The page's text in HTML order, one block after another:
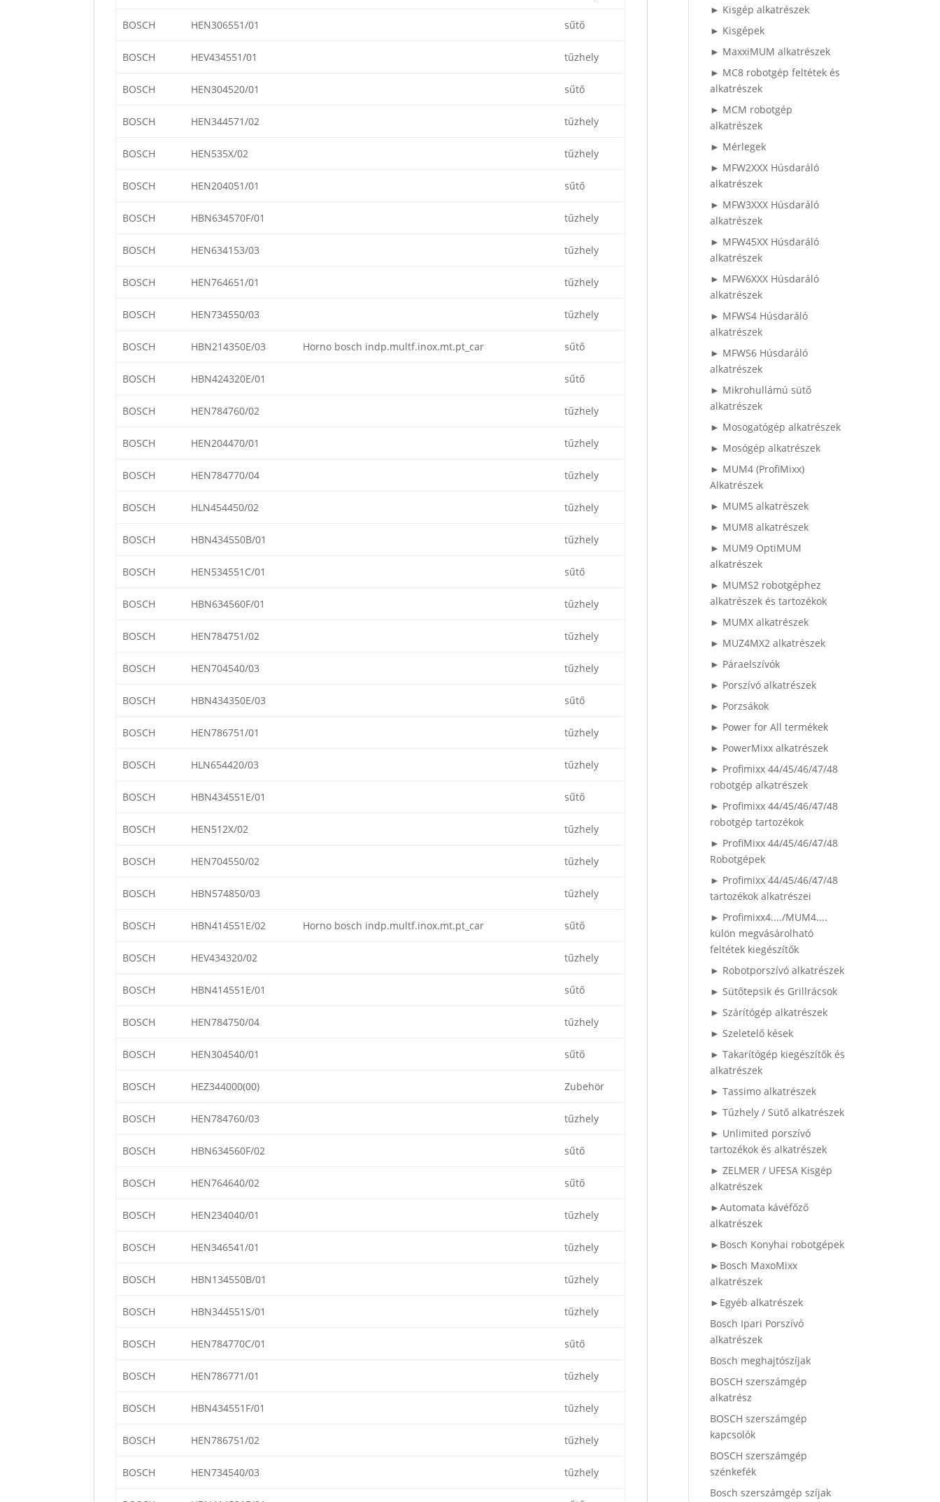
BOSCH HEN306551/01 sűtő
BOSCH HEV434551/01 tűzhely
BOSCH HEN304520/01 sűtő
BOSCH HEN344571/02 tűzhely
BOSCH HEN535X/02 tűzhely
BOSCH HEN204051/01 sűtő
BOSCH HBN634570F/01 tűzhely
BOSCH HEN634153/03 tűzhely
BOSCH HEN764651/01 tűzhely
BOSCH HEN734550/03 tűzhely
BOSCH HBN214350E/03 Horno bosch indp.multf.inox.mt.pt_car sűtő
BOSCH HBN424320E/01 sűtő
BOSCH HEN784760/02 tűzhely
BOSCH HEN204470/01 tűzhely
BOSCH HEN784770/04 tűzhely
BOSCH HLN454450/02 tűzhely
BOSCH HBN434550B/01 tűzhely
BOSCH HEN534551C/01 sűtő
BOSCH HBN634560F/01 tűzhely
BOSCH HEN784751/02 tűzhely
BOSCH HEN704540/03 tűzhely
BOSCH HBN434350E/03 sűtő
BOSCH HEN786751/01 tűzhely
BOSCH HLN654420/03 tűzhely
BOSCH HBN434551E/01 sűtő
BOSCH HEN512X/02 tűzhely
BOSCH HEN704550/02 tűzhely
BOSCH HBN574850/03 tűzhely
BOSCH HBN414551E/02 Horno bosch indp.multf.inox.mt.pt_car sűtő
BOSCH HEV434320/02 tűzhely
BOSCH HBN414551E/01 sűtő
BOSCH HEN784750/04 tűzhely
BOSCH HEN304540/01 sűtő
BOSCH HEZ344000(00) Zubehör
BOSCH HEN784760/03 tűzhely
BOSCH HBN634560F/02 sűtő
BOSCH HEN764640/02 sűtő
BOSCH HEN234040/01 tűzhely
BOSCH HEN346541/01 tűzhely
BOSCH HBN134550B/01 tűzhely
BOSCH HBN344551S/01 tűzhely
BOSCH HEN784770C/01 sűtő
BOSCH HEN786771/01 tűzhely
BOSCH HBN434551F/01 tűzhely
BOSCH HEN786751/02 tűzhely
BOSCH HEN734540/03 tűzhely
► Kisgép alkatrészek
► Kisgépek
► MaxxiMUM alkatrészek
► MC8 robotgép feltétek és
alkatrészek
► MCM robotgép
alkatrészek
► Mérlegek
► MFW2XXX Húsdaráló
alkatrészek
► MFW3XXX Húsdaráló
alkatrészek
► MFW45XX Húsdaráló
alkatrészek
► MFW6XXX Húsdaráló
alkatrészek
► MFWS4 Húsdaráló
alkatrészek
► MFWS6 Húsdaráló
alkatrészek
► Mikrohullámú sütő
alkatrészek
► Mosogatógép alkatrészek
► Mosógép alkatrészek
► MUM4 (ProfiMixx)
Alkatrészek
► MUM5 alkatrészek
► MUM8 alkatrészek
► MUM9 OptiMUM
alkatrészek
► MUMS2 robotgéphez
alkatrészek és tartozékok
► MUMX alkatrészek
► MUZ4MX2 alkatrészek
► Páraelszívók
► Porszívó alkatrészek
► Porzsákok
► Power for All termékek
► PowerMixx alkatrészek
► Profimixx 44/45/46/47/48
robotgép alkatrészek
► Profimixx 44/45/46/47/48
robotgép tartozékok
► ProfiMixx 44/45/46/47/48
Robotgépek
► Profimixx 44/45/46/47/48
tartozékok alkatrészei
► Profimixx4..../MUM4....
külön megvásárolható
feltétek kiegészítők
► Robotporszívó alkatrészek
► Sütőtepsik és Grillrácsok
► Szárítógép alkatrészek
► Szeletelő kések
► Takarítógép kiegészítők és
alkatrészek
► Tassimo alkatrészek
► Tűzhely / Sütő alkatrészek
► Unlimited porszívó
tartozékok és alkatrészek
► ZELMER / UFESA Kisgép
alkatrészek
►Automata kávéfőző
alkatrészek
►Bosch Konyhai robotgépek
►Bosch MaxoMixx
alkatrészek
►Egyéb alkatrészek
Bosch Ipari Porszívó
alkatrészek
Bosch meghajtószíjak
BOSCH szerszámgép
alkatrész
BOSCH szerszámgép
kapcsolók
BOSCH szerszámgép
szénkefék
Bosch szerszámgép szíjak